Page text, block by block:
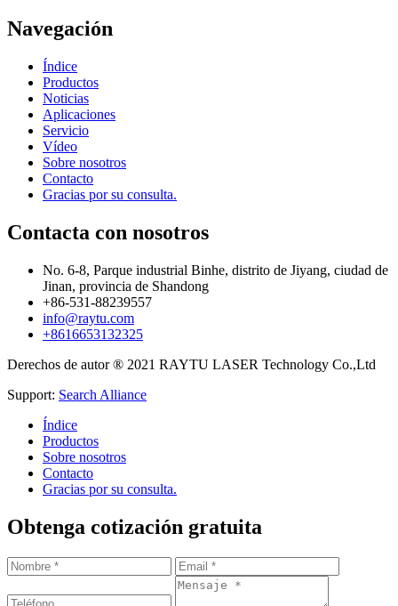
Navegación
Índice
Productos
Noticias
Aplicaciones
Servicio
Vídeo
Sobre nosotros
Contacto
Gracias por su consulta.
Contacta con nosotros
No. 6-8, Parque industrial Binhe, distrito de Jiyang, ciudad de
Jinan, provincia de Shandong
+86-531-88239557
info@raytu.com
+8616653132325
Derechos de autor ® 2021 RAYTU LASER Technology Co.,Ltd
Support: Search Alliance
Índice
Productos
Sobre nosotros
Contacto
Gracias por su consulta.
Obtenga cotización gratuita